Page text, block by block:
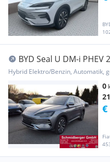
BYD Seal U DM-i
*Vorbestelltes...
0
€